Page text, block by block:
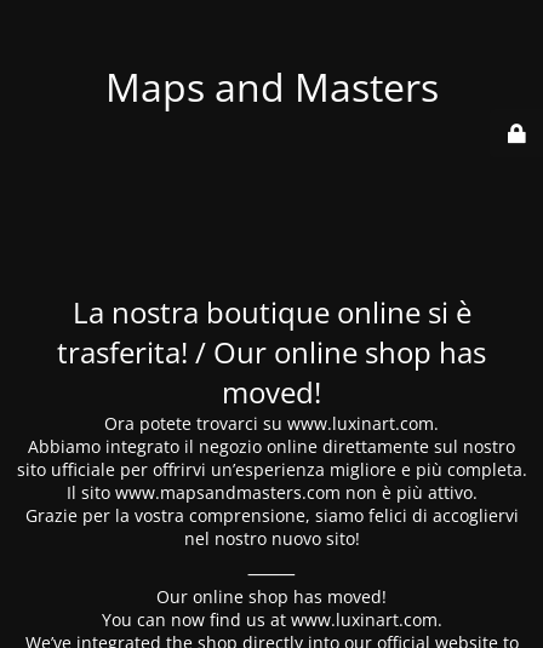
Maps and Masters
La nostra boutique online si è
trasferita! / Our online shop has
moved!
Ora potete trovarci su www.luxinart.com.
Abbiamo integrato il negozio online direttamente sul nostro
sito ufficiale per offrirvi un’esperienza migliore e più completa.
Il sito www.mapsandmasters.com non è più attivo.
Grazie per la vostra comprensione, siamo felici di accogliervi
nel nostro nuovo sito!
⸻
Our online shop has moved!
You can now find us at www.luxinart.com.
We’ve integrated the shop directly into our official website to